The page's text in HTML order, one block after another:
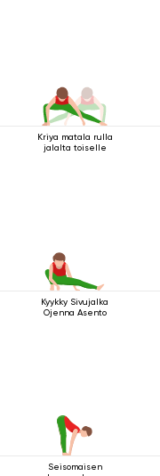
Kriya matala rulla
jalalta toiselle
Kyykky Sivujalka
Ojenna Asento
Seisomaisen